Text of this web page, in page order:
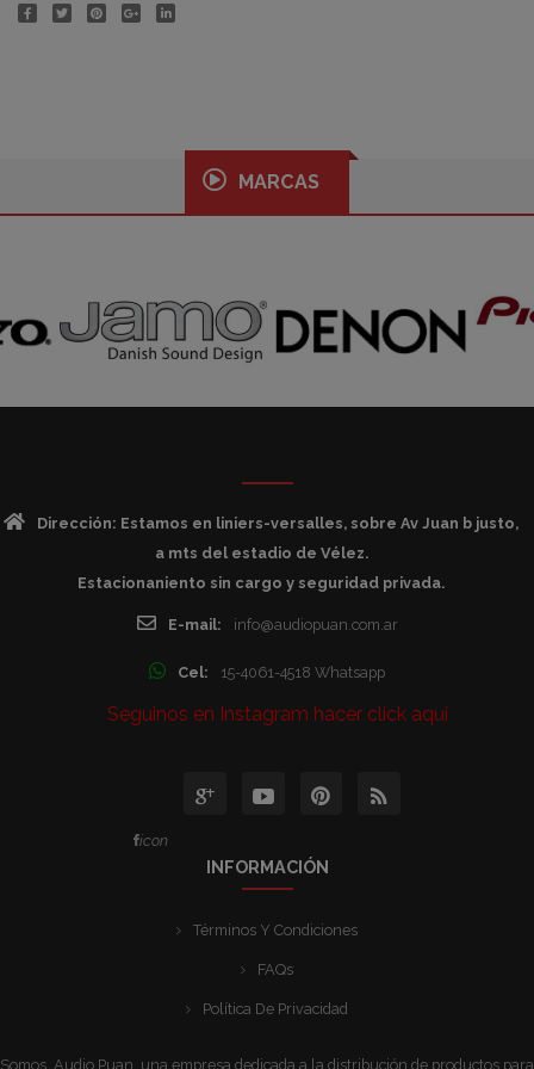
MARCAS
Dirección: Estamos en liniers-versalles, sobre Av Juan b justo,
a mts del estadio de Vélez.
Estacionaniento sin cargo y seguridad privada.
E-mail: info@audiopuan.com.ar
Cel: 15-4061-4518 Whatsapp
Seguinos en Instagram hacer click aqui
icon
INFORMACIÓN
Términos Y Condiciones
FAQs
Política De Privacidad
Somos Audio Puan, una empresa dedicada a la distribución de productos para